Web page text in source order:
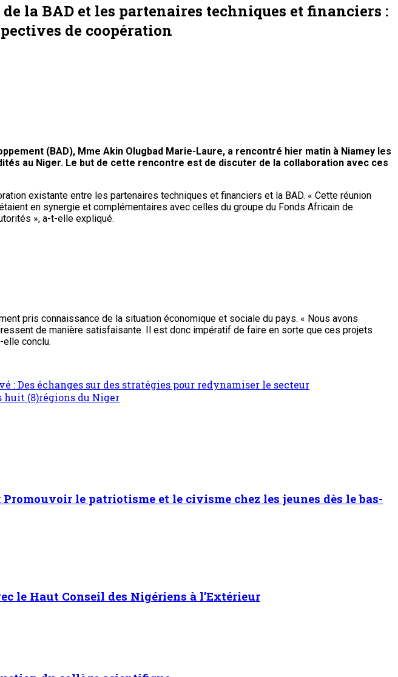
la BAD et les partenaires techniques et financiers :
de coopération
(BAD), Mme Akin Olugbad Marie-Laure, a rencontré hier matin à Niamey les
au Niger. Le but de cette rencontre est de discuter de la collaboration avec ces
existante entre les partenaires techniques et financiers et la BAD. « Cette réunion
en synergie et complémentaires avec celles du groupe du Fonds Africain de
», a-t-elle expliqué.
pris connaissance de la situation économique et sociale du pays. « Nous avons
de manière satisfaisante. Il est donc impératif de faire en sorte que ces projets
conclu.
: Des échanges sur des stratégies pour redynamiser le secteur
huit (8)régions du Niger
le patriotisme et le civisme chez les jeunes dès le bas-
le Haut Conseil des Nigériens à l’Extérieur